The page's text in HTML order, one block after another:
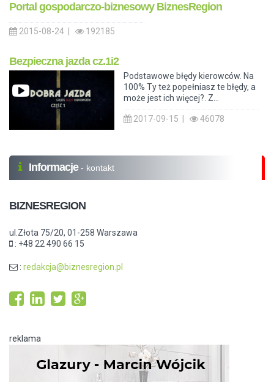
Portal gospodarczo-biznesowy BiznesRegion
2015-08-24 | 192185
Bezpieczna jazda cz.1i2
Podstawowe błędy kierowców. Na
100% Ty też popełniasz te błędy, a
może jest ich więcej?. Z...
2017-09-15 | 46078
Informacje - kontakt
BIZNESREGION
ul.Złota 75/20, 01-258 Warszawa
: +48 22 490 66 15
: redakcja@biznesregion.pl
reklama